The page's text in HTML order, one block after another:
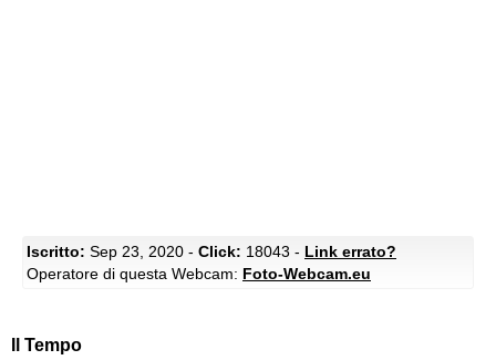
Iscritto: Sep 23, 2020 - Click: 18043 - Link errato?
Operatore di questa Webcam: Foto-Webcam.eu
Il Tempo